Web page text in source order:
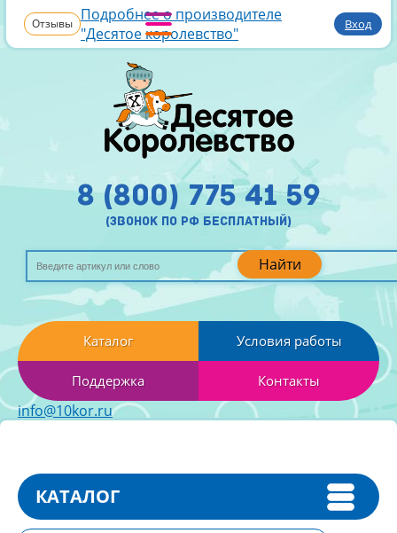
Отзывы Подробнее о производителе
"Десятое королевство"
Вход
Найти
8 (800) 775 41 59
(звонок по рф бесплатный)
Каталог Условия работы
Поддержка Контакты
info@10kor.ru
КАТАЛОГ